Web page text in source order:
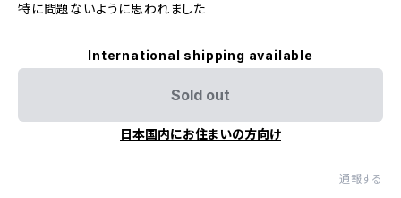
特に問題ないように思われました
International shipping available
Sold out
日本国内にお住まいの方向け
通報する